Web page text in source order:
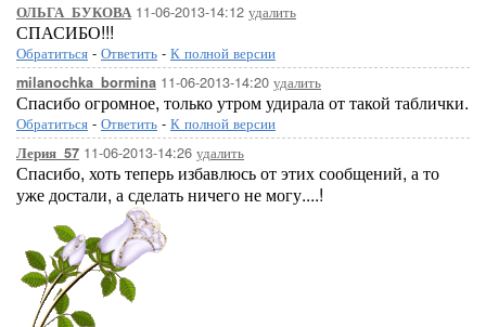
ОЛЬГА_БУКОВА 11-06-2013-14:12 удалить
СПАСИБО!!!
Обратиться - Ответить - К полной версии
milanochka_bormina 11-06-2013-14:20 удалить
Спасибо огромное, только утром удирала от такой таблички.
Обратиться - Ответить - К полной версии
Лерия_57 11-06-2013-14:26 удалить
Спасибо, хоть теперь избавлюсь от этих сообщений, а то
уже достали, а сделать ничего не могу....!